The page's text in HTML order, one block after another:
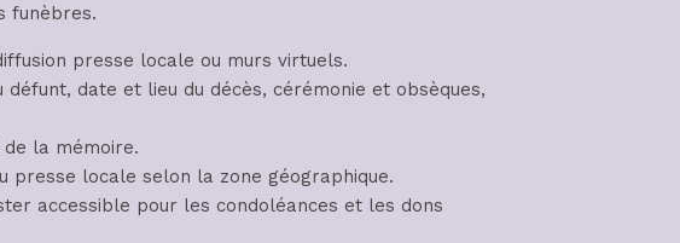
funèbres.
presse locale ou murs virtuels.
date et lieu du décès, cérémonie et obsèques,
la mémoire.
presse locale selon la zone géographique.
accessible pour les condoléances et les dons